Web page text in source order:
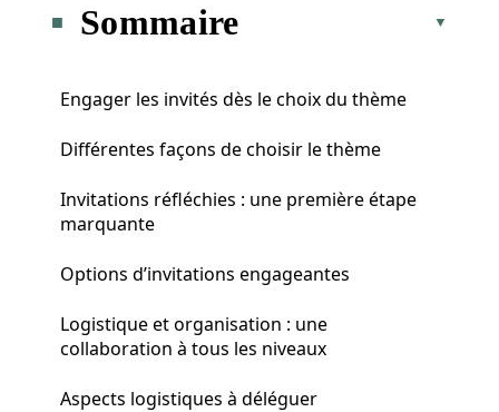
Sommaire
Engager les invités dès le choix du thème
Différentes façons de choisir le thème
Invitations réfléchies : une première étape
marquante
Options d’invitations engageantes
Logistique et organisation : une
collaboration à tous les niveaux
Aspects logistiques à déléguer